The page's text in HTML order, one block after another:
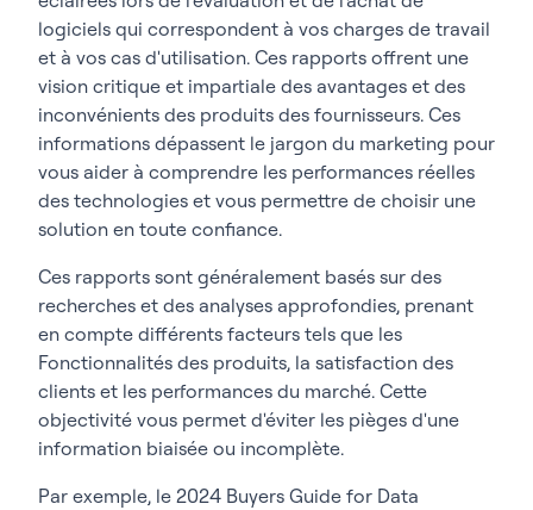
logiciels qui correspondent à vos charges de travail
et à vos cas d'utilisation. Ces rapports offrent une
vision critique et impartiale des avantages et des
inconvénients des produits des fournisseurs. Ces
informations dépassent le jargon du marketing pour
vous aider à comprendre les performances réelles
des technologies et vous permettre de choisir une
solution en toute confiance.
Ces rapports sont généralement basés sur des
recherches et des analyses approfondies, prenant
en compte différents facteurs tels que les
Fonctionnalités des produits, la satisfaction des
clients et les performances du marché. Cette
objectivité vous permet d'éviter les pièges d'une
information biaisée ou incomplète.
Par exemple, le 2024 Buyers Guide for Data